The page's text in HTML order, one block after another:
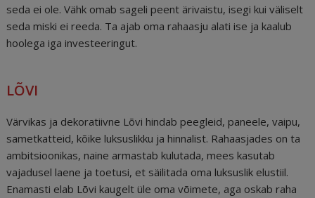
seda ei ole. Vähk omab sageli peent ärivaistu, isegi kui väliselt
seda miski ei reeda. Ta ajab oma rahaasju alati ise ja kaalub
hoolega iga investeeringut.
LÕVI
Värvikas ja dekoratiivne Lõvi hindab peegleid, paneele, vaipu,
sametkatteid, kõike luksuslikku ja hinnalist. Rahaasjades on ta
ambitsioonikas, naine armastab kulutada, mees kasutab
vajadusel laene ja toetusi, et säilitada oma luksuslik elustiil.
Enamasti elab Lõvi kaugelt üle oma võimete, aga oskab raha